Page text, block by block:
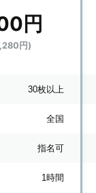
円
円)
30枚以上
全国
指名可
1時間